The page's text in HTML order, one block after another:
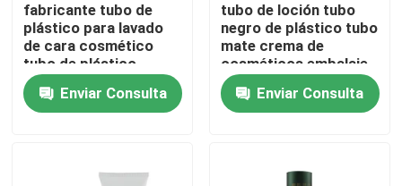
fabricante tubo de
plástico para lavado
de cara cosmético
tubo de plástico
blando vacío embalaje
envasado envasado
envasado envasado
Enviar Consulta
tubo de loción tubo
negro de plástico tubo
mate crema de
cosméticos embalaje
tubo PE con tapa de
dobleEnviar Consulta